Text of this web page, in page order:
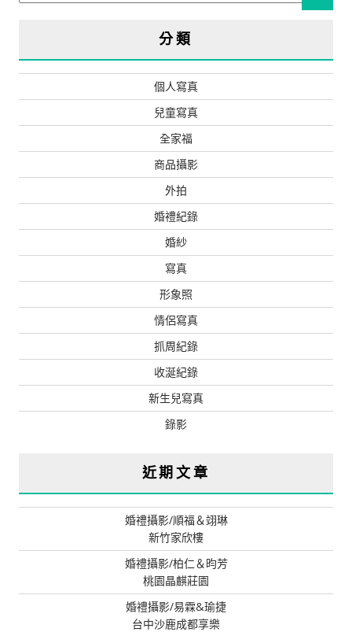
分類
個人寫真
兒童寫真
全家福
商品攝影
外拍
婚禮紀錄
婚紗
寫真
形象照
情侶寫真
抓周紀錄
收涎紀錄
新生兒寫真
錄影
近期文章
婚禮攝影/順福＆翊琳
新竹家欣樓
婚禮攝影/柏仁＆昀芳
桃園晶麒莊園
婚禮攝影/易霖&瑜捷
台中沙鹿成都享樂